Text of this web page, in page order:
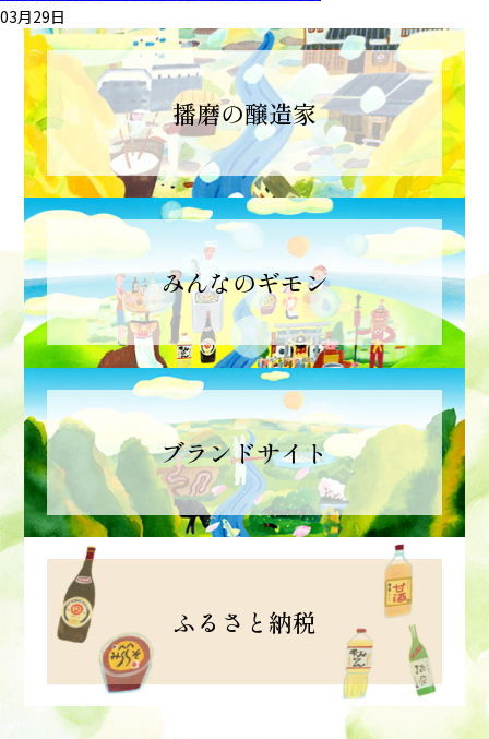
03月29日
播磨の醸造家
みんなのギモン
ブランドサイト
ふるさと納税